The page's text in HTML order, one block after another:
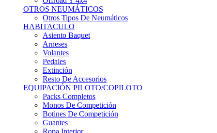
Otros Tipos De Neumáticos
HABITACULO
Asiento Baquet
Arneses
Volantes
Pedales
Extinción
Resto De Accesorios
EQUIPACIÓN PILOTO/COPILOTO
Packs Completos
Monos De Competición
Botines De Competición
Guantes
Ropa Interior
Cascos